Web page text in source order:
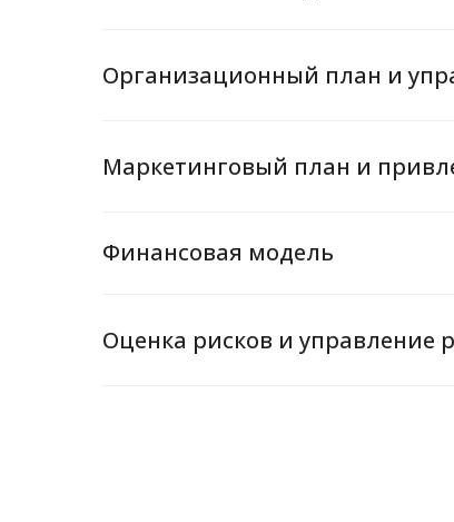
Организационный план и
Маркетинговый план и
Финансовая модель
Оценка рисков и управление